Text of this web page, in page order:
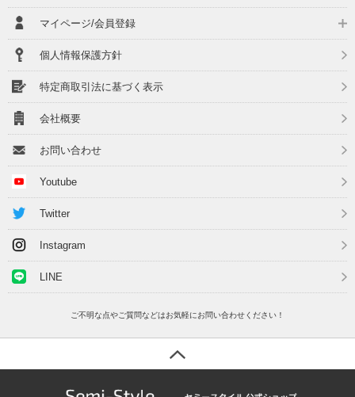
マイページ/会員登録
個人情報保護方針
特定商取引法に基づく表示
会社概要
お問い合わせ
Youtube
Twitter
Instagram
LINE
ご不明な点やご質問などはお気軽にお問い合わせください！